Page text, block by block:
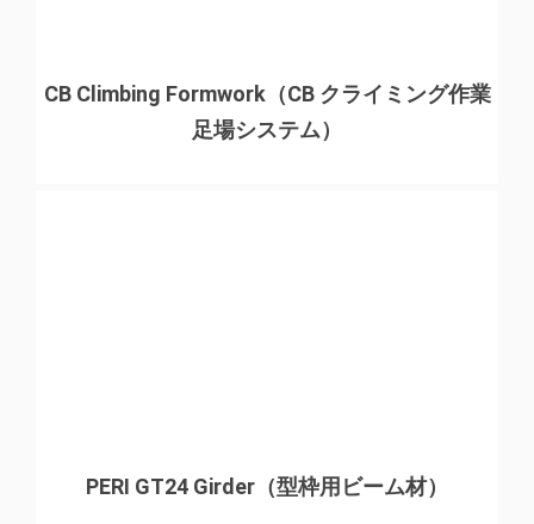
CB Climbing Formwork（CB クライミング作業
足場システム）
PERI GT24 Girder（型枠用ビーム材）